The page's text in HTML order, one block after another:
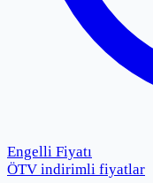
Engelli Fiyatı
ÖTV indirimli fiyatlar